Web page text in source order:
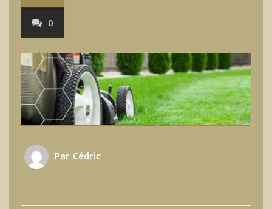
0
Par Cédric